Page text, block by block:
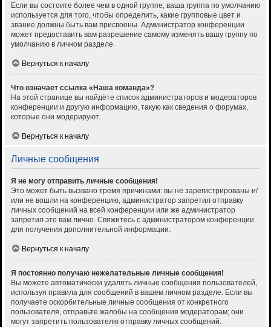
Если вы состоите более чем в одной группе, ваша группа по умолчанию
используется для того, чтобы определить, какие групповые цвет и
звание должны быть вам присвоены. Администратор конференции
может предоставить вам разрешение самому изменять вашу группу по
умолчанию в личном разделе.
Вернуться к началу
Что означает ссылка «Наша команда»?
На этой странице вы найдёте список администраторов и модераторов
конференции и другую информацию, такую как сведения о форумах,
которые они модерируют.
Вернуться к началу
Личные сообщения
Я не могу отправить личные сообщения!
Это может быть вызвано тремя причинами: вы не зарегистрированы и/
или не вошли на конференцию, администратор запретил отправку
личных сообщений на всей конференции или же администратор
запретил это вам лично. Свяжитесь с администратором конференции
для получения дополнительной информации.
Вернуться к началу
Я постоянно получаю нежелательные личные сообщения!
Вы можете автоматически удалять личные сообщения пользователей,
используя правила для сообщений в вашем личном разделе. Если вы
получаете оскорбительные личные сообщения от конкретного
пользователя, отправьте жалобы на сообщения модераторам; они
могут запретить пользователю отправку личных сообщений.